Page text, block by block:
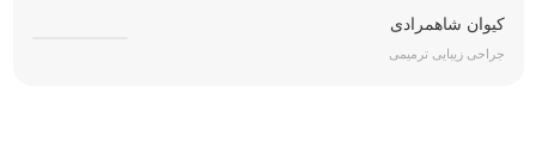
کیوان شاهمرادی
جراحی زیبایی ترمیمی